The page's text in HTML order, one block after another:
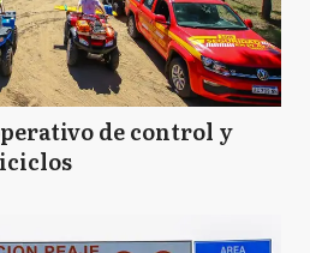
de control y